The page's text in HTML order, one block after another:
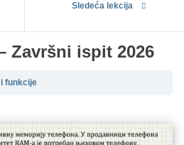
Sledeća lekcija
Završni ispit 2026
funkcije